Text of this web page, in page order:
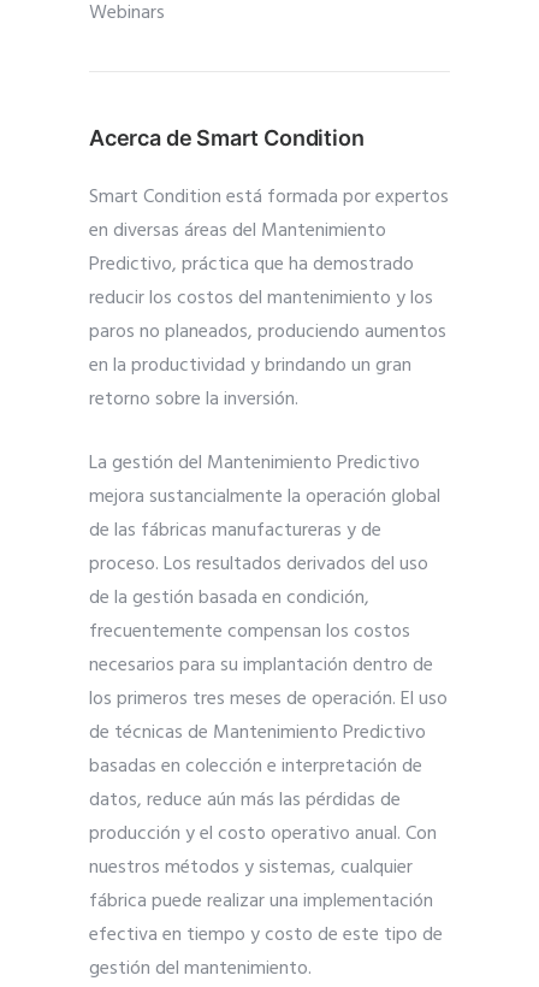
Webinars
Acerca de Smart Condition
Smart Condition está formada por expertos
en diversas áreas del Mantenimiento
Predictivo, práctica que ha demostrado
reducir los costos del mantenimiento y los
paros no planeados, produciendo aumentos
en la productividad y brindando un gran
retorno sobre la inversión.
La gestión del Mantenimiento Predictivo
mejora sustancialmente la operación global
de las fábricas manufactureras y de
proceso. Los resultados derivados del uso
de la gestión basada en condición,
frecuentemente compensan los costos
necesarios para su implantación dentro de
los primeros tres meses de operación. El uso
de técnicas de Mantenimiento Predictivo
basadas en colección e interpretación de
datos, reduce aún más las pérdidas de
producción y el costo operativo anual. Con
nuestros métodos y sistemas, cualquier
fábrica puede realizar una implementación
efectiva en tiempo y costo de este tipo de
gestión del mantenimiento.